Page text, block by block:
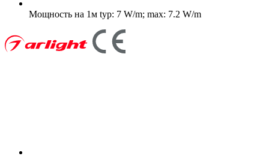
Мощность на 1м typ: 7 W/m; max: 7.2 W/m